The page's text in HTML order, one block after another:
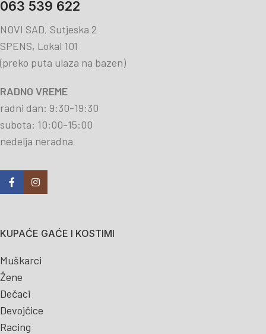
063 539 622
NOVI SAD, Sutjeska 2
SPENS, Lokal 101
(preko puta ulaza na bazen)
RADNO VREME
radni dan: 9:30-19:30
subota: 10:00-15:00
nedelja neradna
KUPAĆE GAĆE I KOSTIMI
Muškarci
Žene
Dečaci
Devojčice
Racing